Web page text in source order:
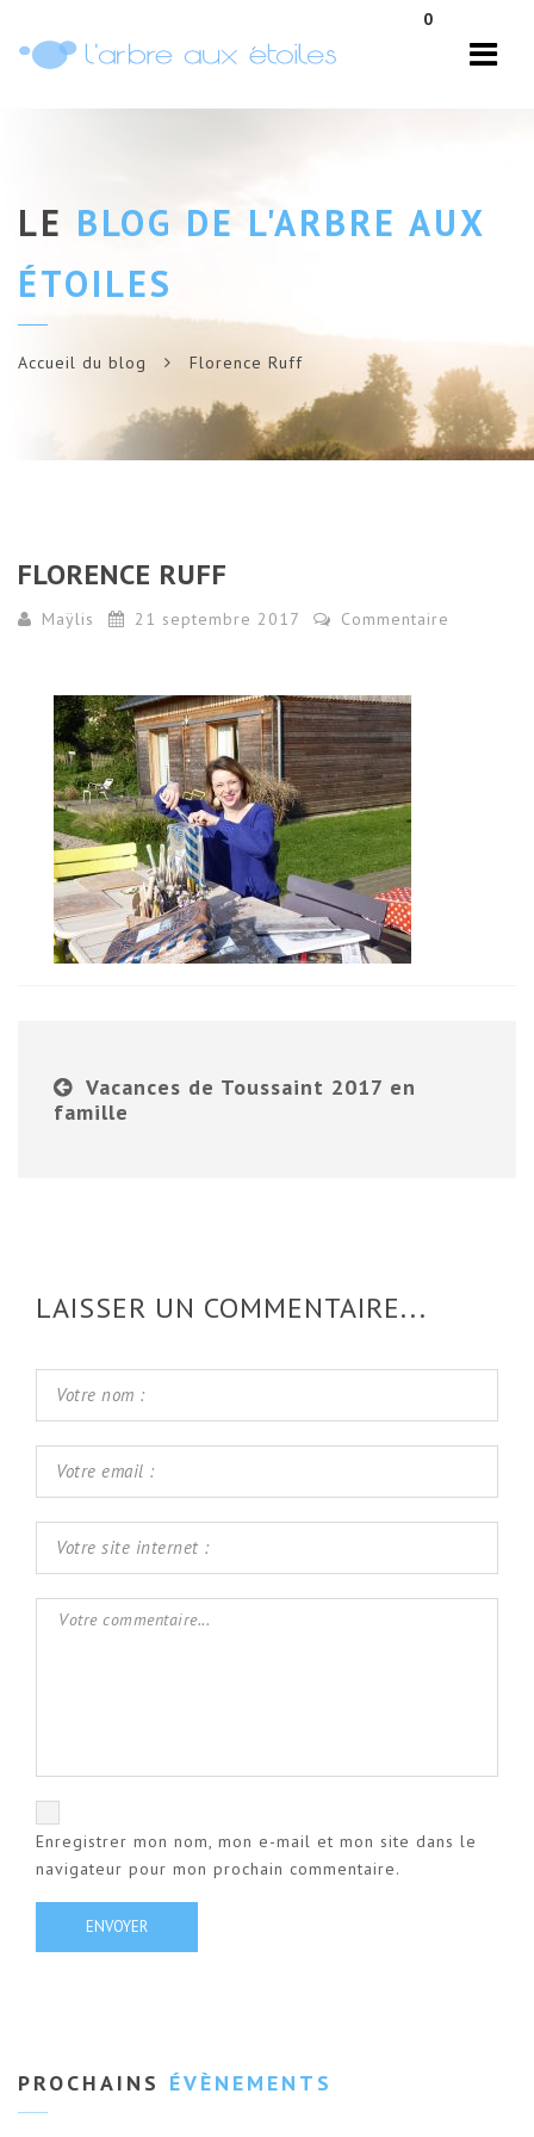
0
LE BLOG DE L'ARBRE AUX
ÉTOILES
Accueil du blog Florence Ruff
FLORENCE RUFF
Maÿlis 21 septembre 2017 Commentaire
Vacances de Toussaint 2017 en
famille
LAISSER UN COMMENTAIRE...
Enregistrer mon nom, mon e-mail et mon site dans le
navigateur pour mon prochain commentaire.
PROCHAINS ÉVÈNEMENTS